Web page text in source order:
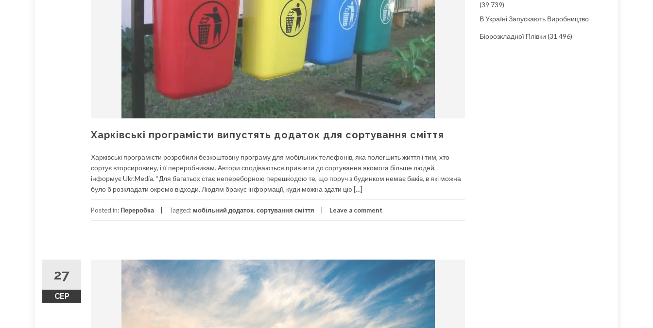
Харківські програмісти випустять додаток для сортування сміття
Харківські програмісти розробили безкоштовну програму для мобільних телефонів, яка полегшить життя і тим, хто
сортує вторсировину, і її переробникам. Автори сподіваються привчити до сортування якомога більше людей,
інформує Ukr.Media. “Для багатьох стає непереборною перешкодою те, що поруч з будинком немає баків, в які можна
було б розкладати окремо відходи. Людям бракує інформації, куди можна здати цю […]
Posted in: Переробка Tagged: мобільний додаток, сортування сміття Leave a comment
27
СЕР
(39 739)
В Україні Запускають Виробництво
Біорозкладної Плівки (31 496)